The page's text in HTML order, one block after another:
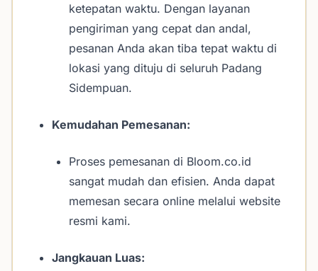
ketepatan waktu. Dengan layanan
pengiriman yang cepat dan andal,
pesanan Anda akan tiba tepat waktu di
lokasi yang dituju di seluruh Padang
Sidempuan.
Kemudahan Pemesanan:
Proses pemesanan di Bloom.co.id
sangat mudah dan efisien. Anda dapat
memesan secara online melalui website
resmi kami.
Jangkauan Luas: